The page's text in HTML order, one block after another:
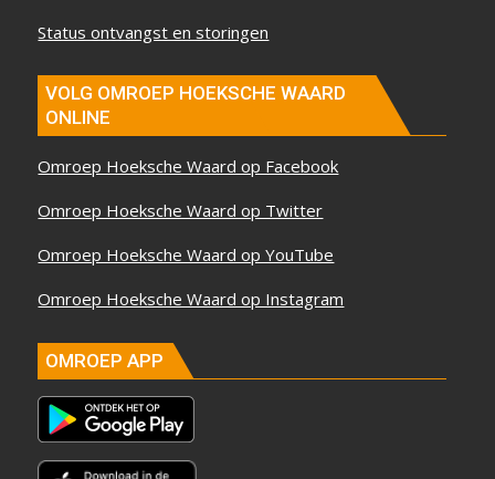
Status ontvangst en storingen
VOLG OMROEP HOEKSCHE WAARD
ONLINE
Omroep Hoeksche Waard op Facebook
Omroep Hoeksche Waard op Twitter
Omroep Hoeksche Waard op YouTube
Omroep Hoeksche Waard op Instagram
OMROEP APP